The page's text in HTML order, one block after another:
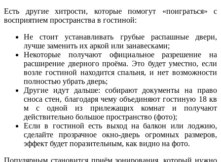
Есть другие хитрости, которые помогут «поиграться» с
восприятием пространства в гостиной:
Не стоит устанавливать грубые распашные двери,
лучше заменить их аркой или занавесками;
Некоторые получают официальное разрешение на
расширение дверного проёма. Это будет уместно, если
возле гостиной находится спальня, и нет возможности
полностью убрать дверь;
Другие идут дальше: собирают документы на право
сноса стен, благодаря чему объединяют гостиную 18 кв
м с одной из прилежащих комнат и получают
действительно большое пространство (фото);
Если в гостиной есть выход на балкон или лоджию,
сделайте прозрачное окно-дверь огромных размеров,
эффект будет поразительным, как видно на фото.
Популярным становится приём зонирования, который нужно